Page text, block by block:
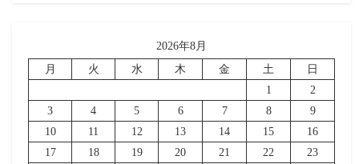
2026年8月
月
火 水 木 金 土
日
1
2
3
4 5 6 7 8
9
10
11 12 13 14 15
16
17
18 19 20 21 22
23